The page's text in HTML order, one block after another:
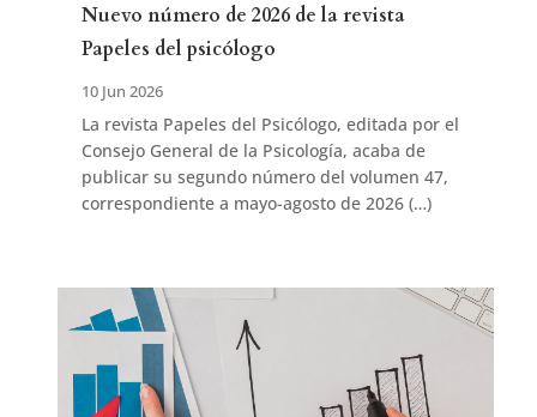
Nuevo número de 2026 de la revista
Papeles del psicólogo
10 Jun 2026
La revista Papeles del Psicólogo, editada por el
Consejo General de la Psicología, acaba de
publicar su segundo número del volumen 47,
correspondiente a mayo-agosto de 2026 (…)